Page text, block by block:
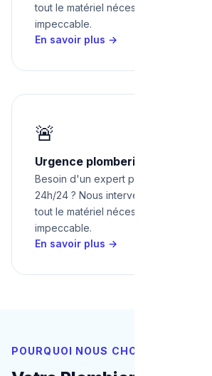
tout le matériel nécessaire pour un
impeccable.
En savoir plus →
🚨
Urgence plomberie à Evere
Besoin d'un expert pour urgence
24h/24 ? Nous intervenons
tout le matériel nécessaire pour un
impeccable.
En savoir plus →
POURQUOI NOUS CHOISIR